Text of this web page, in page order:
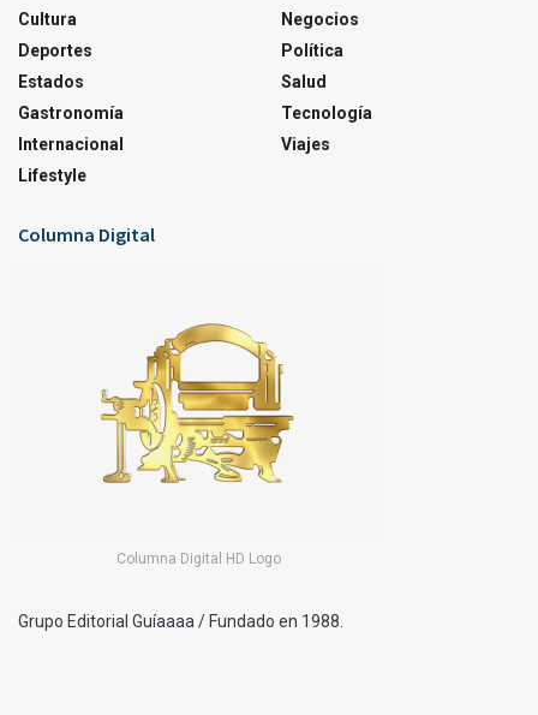
Cultura
Deportes
Estados
Gastronomía
Internacional
Lifestyle
Negocios
Política
Salud
Tecnología
Viajes
Columna Digital
Columna Digital HD Logo
Grupo Editorial Guíaaaa / Fundado en 1988.